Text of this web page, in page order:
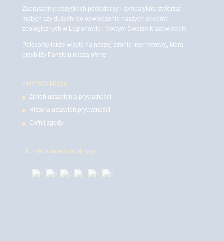
Zapraszamy wszystkich posiadaczy i sympatyków zwierząt
małych czy dużych, do odwiedzenia naszych sklepów
zoologicznych w Legionowie i Nowym Dworze Mazowieckim
Polecamy także wizytę na naszej stronie internetowej, która
przybliży Państwu naszą ofertę.
PRYWATNOŚĆ
Zmień ustawienia prywatności
Historia ustawień prywatności
Cofnij zgody
Licznik odwiedzin witryny